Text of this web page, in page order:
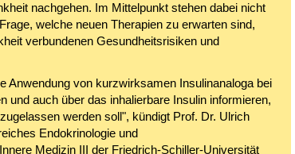
nachgehen. Im Mittelpunkt stehen dabei nicht
welche neuen Therapien zu erwarten sind,
verbundenen Gesundheitsrisiken und
Anwendung von kurzwirksamen Insulinanaloga bei
und auch über das inhalierbare Insulin informieren,
werden soll", kündigt Prof. Dr. Ulrich
Endokrinologie und
Medizin III der Friedrich-Schiller-Universität